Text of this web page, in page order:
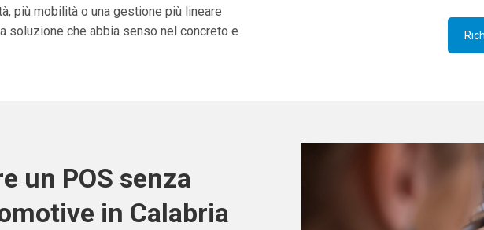
più mobilità o una gestione più lineare
soluzione che abbia senso nel concreto e
un POS senza
in Calabria